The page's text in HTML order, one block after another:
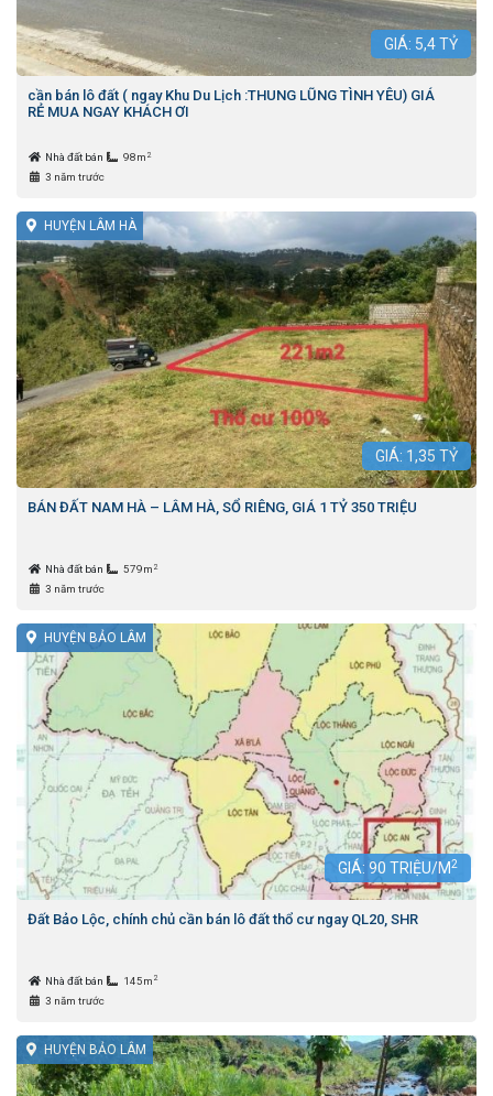
GIÁ: 5,4TỶ
cần bán lô đất ( ngay Khu Du Lịch :THUNG LŨNG TÌNH YÊU) GIÁ
RẺ MUA NGAY KHÁCH ƠI
Nhà đất bán 98m 2
3 năm trước
HUYỆN LÂM HÀ
GIÁ: 1,35 TỶ
BÁN ĐẤT NAM HÀ – LÂM HÀ, SỔ RIÊNG, GIÁ 1 TỶ 350 TRIỆU
Nhà đất bán 579m 2
3 năm trước
HUYỆN BẢO LÂM
GIÁ: 90 TRIỆU/M2
Đất Bảo Lộc, chính chủ cần bán lô đất thổ cư ngay QL20, SHR
Nhà đất bán 145m 2
3 năm trước
HUYỆN BẢO LÂM